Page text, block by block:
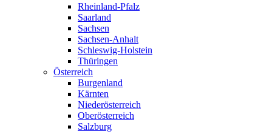
Rheinland-Pfalz
Saarland
Sachsen
Sachsen-Anhalt
Schleswig-Holstein
Thüringen
Österreich
Burgenland
Kärnten
Niederösterreich
Oberösterreich
Salzburg